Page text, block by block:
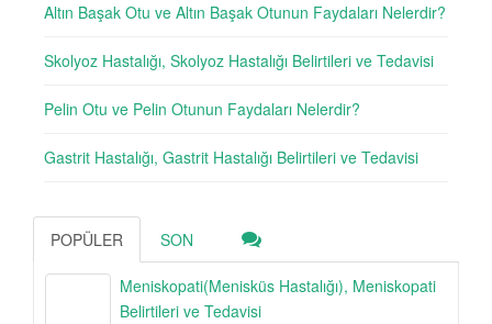
Altın Başak Otu ve Altın Başak Otunun Faydaları Nelerdir?
Skolyoz Hastalığı, Skolyoz Hastalığı Belirtileri ve Tedavisi
Pelin Otu ve Pelin Otunun Faydaları Nelerdir?
Gastrit Hastalığı, Gastrit Hastalığı Belirtileri ve Tedavisi
POPÜLER SON
Meniskopati(Menisküs Hastalığı), Meniskopati
Belirtileri ve Tedavisi